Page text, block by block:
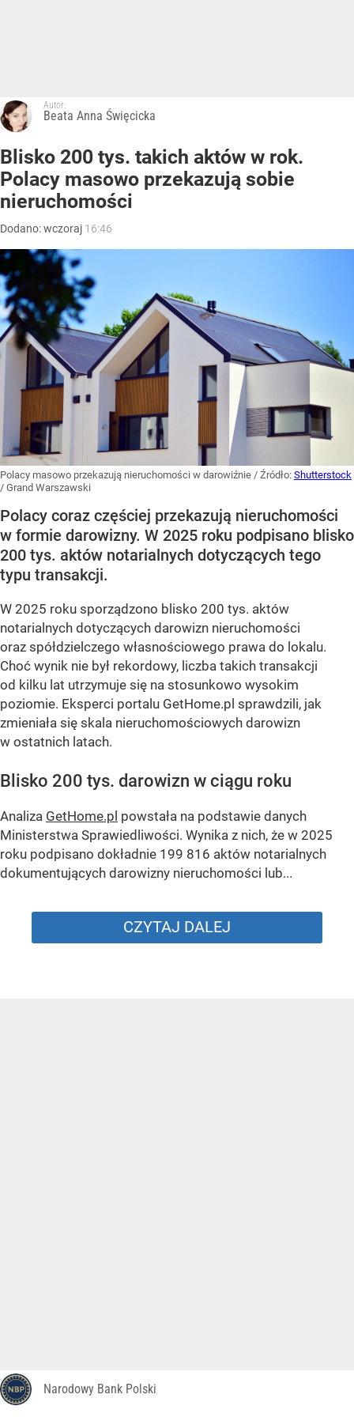
Autor:
Beata Anna Święcicka
Blisko 200 tys. takich aktów w rok.
Polacy masowo przekazują sobie
nieruchomości
Dodano:wczoraj 16:46
Polacy masowo przekazują nieruchomości w darowiźnie / Źródło: Shutterstock
/ Grand Warszawski
Polacy coraz częściej przekazują nieruchomości
w formie darowizny. W 2025 roku podpisano blisko
200 tys. aktów notarialnych dotyczących tego
typu transakcji.
W 2025 roku sporządzono blisko 200 tys. aktów
notarialnych dotyczących darowizn nieruchomości
oraz spółdzielczego własnościowego prawa do lokalu.
Choć wynik nie był rekordowy, liczba takich transakcji
od kilku lat utrzymuje się na stosunkowo wysokim
poziomie. Eksperci portalu GetHome.pl sprawdzili, jak
zmieniała się skala nieruchomościowych darowizn
w ostatnich latach.
Blisko 200 tys. darowizn w ciągu roku
Analiza GetHome.pl powstała na podstawie danych
Ministerstwa Sprawiedliwości. Wynika z nich, że w 2025
roku podpisano dokładnie 199 816 aktów notarialnych
dokumentujących darowizny nieruchomości lub...
CZYTAJ DALEJ
Narodowy Bank Polski